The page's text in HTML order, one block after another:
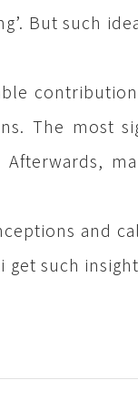
But such
The most
and
such